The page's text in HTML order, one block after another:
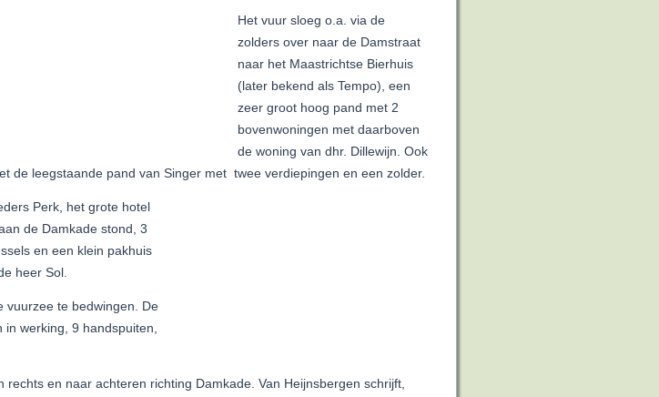
Het vuur sloeg o.a. via de
zolders over naar de Damstraat
naar het Maastrichtse Bierhuis
(later bekend als Tempo), een
zeer groot hoog pand met 2
bovenwoningen met daarboven
de woning van dhr. Dillewijn. Ook
de leegstaande pand van Singer met twee verdiepingen en een zolder.
Perk, het grote hotel
de Damkade stond, 3
en een klein pakhuis
heer Sol.
vuurzee te bedwingen. De
werking, 9 handspuiten,
en naar achteren richting Damkade. Van Heijnsbergen schrijft,